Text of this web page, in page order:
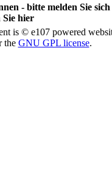
- bitte melden Sie
hier
is © e107 powered
the GNU GPL license.